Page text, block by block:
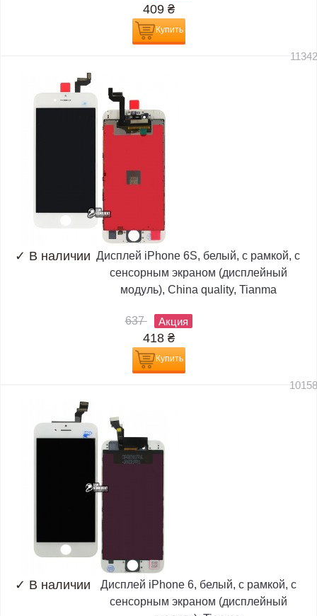
409 ₴
Купить
✓ В наличии Дисплей iPhone 6S, белый, с рамкой, с
сенсорным экраном (дисплейный
модуль), China quality, Tianma
637 Акция
418 ₴
Купить
✓ В наличии
Дисплей iPhone 6, белый, с рамкой, с
сенсорным экраном (дисплейный